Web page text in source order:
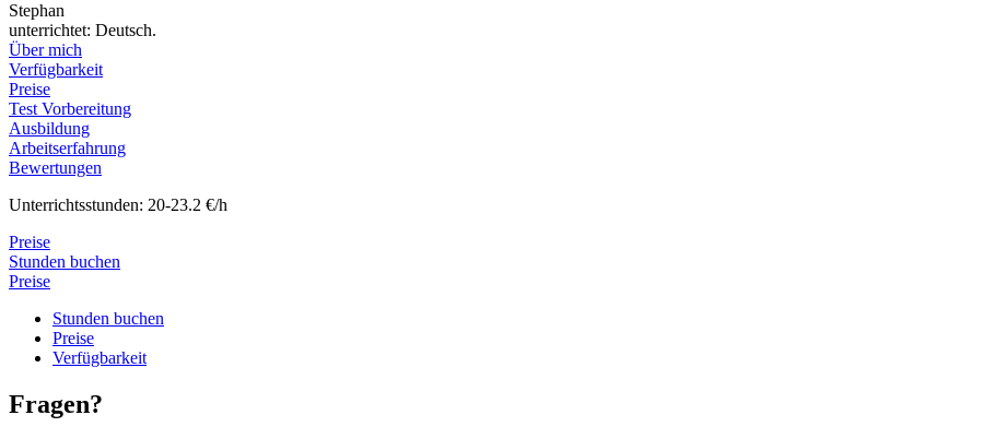
Stephan
unterrichtet: Deutsch.
Über mich
Verfügbarkeit
Preise
Test Vorbereitung
Ausbildung
Arbeitserfahrung
Bewertungen
Unterrichtsstunden: 20-23.2 €/h
Preise
Stunden buchen
Preise
Stunden buchen
Preise
Verfügbarkeit
Fragen?